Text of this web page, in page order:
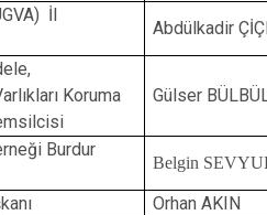
İl
Abdülkadir
Koruma
Gülser
Burdur
Belgin
Orhan AKIN